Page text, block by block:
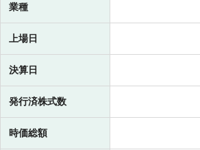
業種
上場日
決算日
発行済株式数
時価総額